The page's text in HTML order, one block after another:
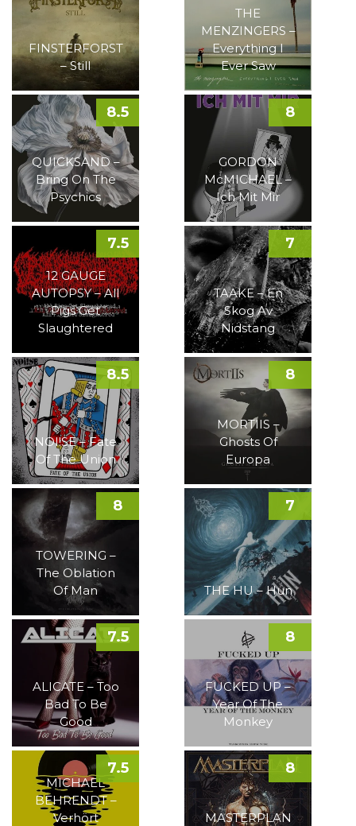
FINSTERFORST
– Still
THE
MENZINGERS –
Everything I
Ever Saw
QUICKSAND –
Bring On The
Psychics
8.5
GORDON
McMICHAEL –
Ich Mit Mir
8
12 GAUGE
AUTOPSY – All
Pigs Get
Slaughtered
7.5
TAAKE – En
Skog Av
Nidstang
7
NOI!SE – Fate
Of The Union
8.5
MORTIIS –
Ghosts Of
Europa
8
TOWERING –
The Oblation
Of Man
8
THE HU – Hun
7
ALICATE – Too
Bad To Be
Good
7.5
FUCKED UP –
Year Of The
Monkey
8
MICHAEL
BEHRENDT –
Verhört
7.5
MASTERPLAN
8